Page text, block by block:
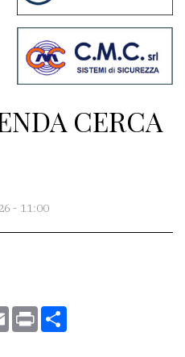
CERCA
- 11:00
EmailPrint